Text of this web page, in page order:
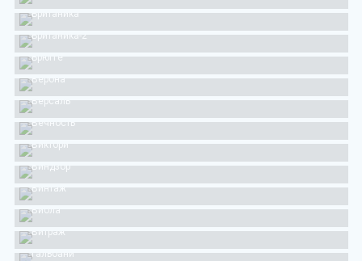
Британика
Британика-2
Брюгге
Верона
Версаль
Вечность
Виктори
Виндзор
Винтаж
Виола
Витраж
Гальбани